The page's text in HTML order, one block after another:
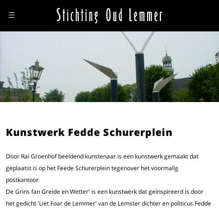
Kunstwerk Fedde Schurerplein
Door Rai Groenhof beeldend kunstenaar is een kunstwerk gemaakt dat
geplaatst is op het Feede Schurerplein tegenover het voormalig
postkantoor
De Grins fan Greide en Wetter' is een kunstwerk dat geïnspireerd is door
het gedicht 'Liet Foar de Lemmer' van de Lemster dichter en politicus Fedde